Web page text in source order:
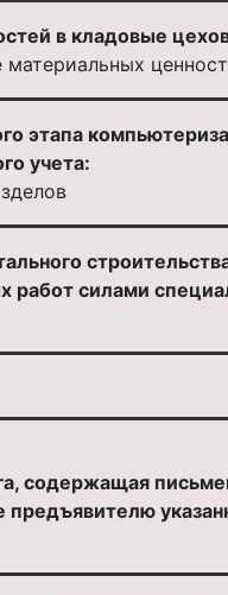
в кладовые
этапа
учета:
работ силами
содержащая
предъявителю